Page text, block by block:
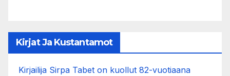
Kirjat Ja Kustantamot
Kirjailija Sirpa Tabet on kuollut 82-vuotiaana